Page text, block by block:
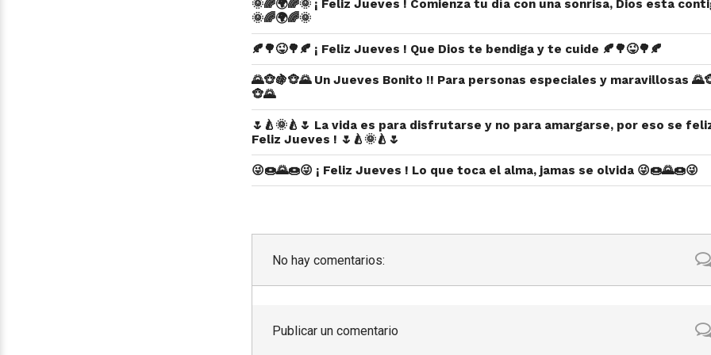
🌞🌈🌍🌈🌞 ¡ Feliz Jueves ! Comienza tu día con una sonrisa, Dios esta
🌞🌈🌍🌈🌞
🍂🌳😜🌳🍂 ¡ Feliz Jueves ! Que Dios te bendiga y te cuide 🍂🌳😜🌳🍂
🌄🐵🍇🐵🌄 Un Jueves Bonito !! Para personas especiales y maravillosas
🐵🌄
🌷🍐🌞🍐🌷 La vida es para disfrutarse y no para amargarse, por eso se
Feliz Jueves ! 🌷🍐🌞🍐🌷
😜🍩🌄🍩😜 ¡ Feliz Jueves ! Lo que toca el alma, jamas se olvida 😜🍩🌄🍩😜
No hay comentarios:
Publicar un comentario